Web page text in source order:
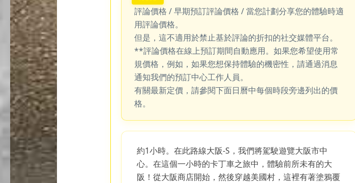
評論價格 / 早期預訂評論價格 / 當您計劃分享您的體驗時適
用評論價格。
但是，這不適用於禁止基於評論的折扣的社交媒體平台。
**評論價格在線上預訂期間自動應用。如果您希望使用常
規價格，例如，如果您想保持體驗的機密性，請通過消息
通知我們的預訂中心工作人員。
有關最新定價，請參閱下面日曆中每個時段旁邊列出的價
格。
約1小時。在此路線大阪-S，我們將駕駛遊覽大阪市中
心。在這個一小時的卡丁車之旅中，體驗前所未有的大
阪！從大阪商店開始，然後穿越美國村，這裡有著塗鴉覆